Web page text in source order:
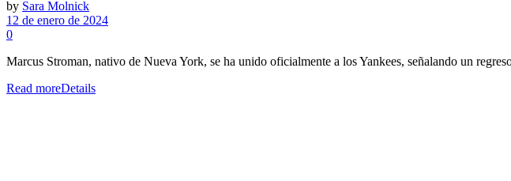
by Sara Molnick
12 de enero de 2024
0
Marcus Stroman, nativo de Nueva York, se ha unido oficialmente a los Yankees, señalando un
Read moreDetails